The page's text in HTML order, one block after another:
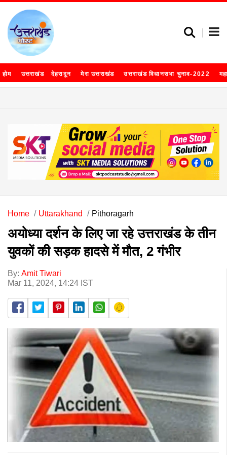
होम उत्तराखंड देहरादून मेरा उत्तराखंड उत्तराखंड विधानसभा चुनाव-2022
Home Uttarakhand Pithoragarh
अयोध्या दर्शन के लिए जा रहे उत्तराखंड के तीन
युवकों की सड़क हादसे में मौत, 2 गंभीर
By: Amit Tiwari
Mar 11, 2024, 14:24 IST